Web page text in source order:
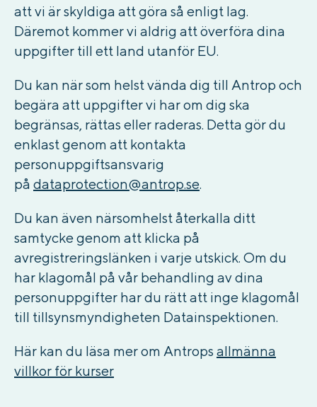
att vi är skyldiga att göra så enligt lag.
Däremot kommer vi aldrig att överföra dina
uppgifter till ett land utanför EU.
Du kan när som helst vända dig till Antrop och
begära att uppgifter vi har om dig ska
begränsas, rättas eller raderas. Detta gör du
enklast genom att kontakta
personuppgiftsansvarig
på dataprotection@antrop.se.
Du kan även närsomhelst återkalla ditt
samtycke genom att klicka på
avregistreringslänken i varje utskick. Om du
har klagomål på vår behandling av dina
personuppgifter har du rätt att inge klagomål
till tillsynsmyndigheten Datainspektionen.
Här kan du läsa mer om Antrops allmänna
villkor för kurser